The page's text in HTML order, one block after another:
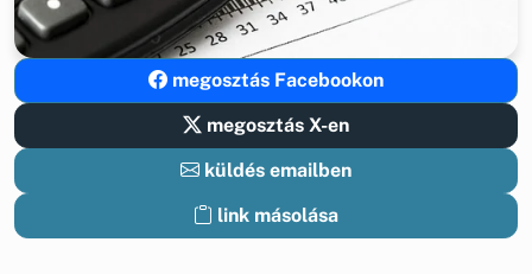
megosztás Facebookon
megosztás X-en
küldés emailben
link másolása